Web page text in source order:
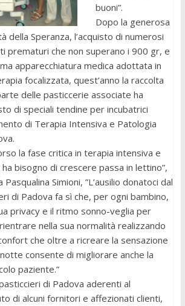
buoni”.
Dopo la generosa
della Speranza, l’acquisto di numerosi
prematuri che non superano i 900 gr, e
apparecchiatura medica adottata in
focalizzata, quest’anno la raccolta
delle pasticcerie associate ha
di speciali tendine per incubatrici
di Terapia Intensiva e Patologia
la fase critica in terapia intensiva e
bisogno di crescere passa in lettino”,
Simioni, ”L’ausilio donatoci dal
di Padova fa sì che, per ogni bambino,
privacy e il ritmo sonno-veglia per
nella sua normalità realizzando
che oltre a ricreare la sensazione
consente di migliorare anche la
paziente.”
di Padova aderenti al
di alcuni fornitori e affezionati clienti,